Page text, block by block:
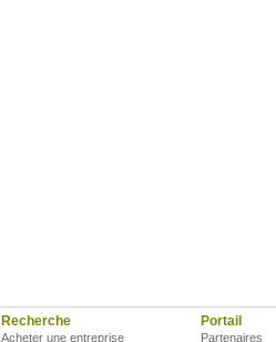
Recherche
Acheter une entreprise
Portail
Partenaires